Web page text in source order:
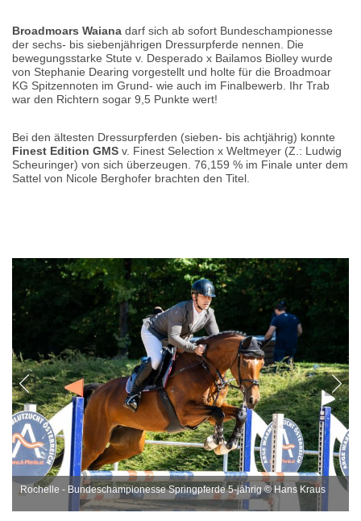
Broadmoars Waiana darf sich ab sofort Bundeschampionesse
der sechs- bis siebenjährigen Dressurpferde nennen. Die
bewegungsstarke Stute v. Desperado x Bailamos Biolley wurde
von Stephanie Dearing vorgestellt und holte für die Broadmoar
KG Spitzennoten im Grund- wie auch im Finalbewerb. Ihr Trab
war den Richtern sogar 9,5 Punkte wert!
Bei den ältesten Dressurpferden (sieben- bis achtjährig) konnte
Finest Edition GMS v. Finest Selection x Weltmeyer (Z.: Ludwig
Scheuringer) von sich überzeugen. 76,159 % im Finale unter dem
Sattel von Nicole Berghofer brachten den Titel.
Rochelle - Bundeschampionesse Springpferde 5-jährig © Hans Kraus